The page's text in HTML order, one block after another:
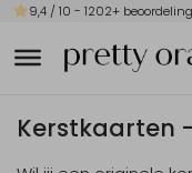
9,4 / 10 - 1202+
Kerstkaarten